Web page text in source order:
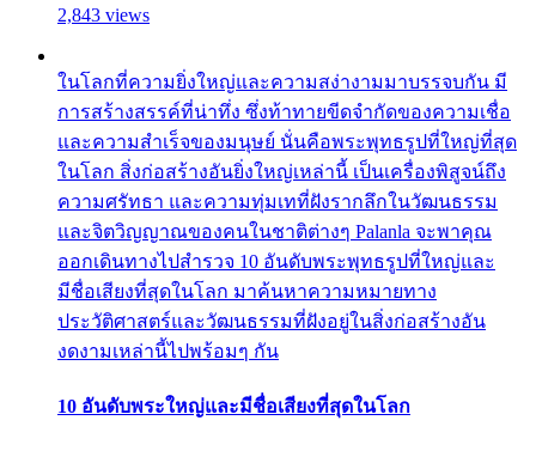
2,843 views
ในโลกที่ความยิ่งใหญ่และความสง่างามมาบรรจบกัน มี
การสร้างสรรค์ที่น่าทึ่ง ซึ่งท้าทายขีดจำกัดของความเชื่อ
และความสำเร็จของมนุษย์ นั่นคือพระพุทธรูปที่ใหญ่ที่สุด
ในโลก สิ่งก่อสร้างอันยิ่งใหญ่เหล่านี้ เป็นเครื่องพิสูจน์ถึง
ความศรัทธา และความทุ่มเทที่ฝังรากลึกในวัฒนธรรม
และจิตวิญญาณของคนในชาติต่างๆ Palanla จะพาคุณ
ออกเดินทางไปสำรวจ 10 อันดับพระพุทธรูปที่ใหญ่และ
มีชื่อเสียงที่สุดในโลก มาค้นหาความหมายทาง
ประวัติศาสตร์และวัฒนธรรมที่ฝังอยู่ในสิ่งก่อสร้างอัน
งดงามเหล่านี้ไปพร้อมๆ กัน
10 อันดับพระใหญ่และมีชื่อเสียงที่สุดในโลก